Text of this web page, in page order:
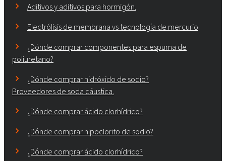
Aditivos y aditivos para hormigón.
Electrólisis de membrana vs tecnología de mercurio
¿Dónde comprar componentes para espuma de
poliuretano?
¿Dónde comprar hidróxido de sodio?
Proveedores de soda cáustica.
¿Dónde comprar ácido clorhídrico?
¿Dónde comprar hipoclorito de sodio?
¿Dónde comprar ácido clorhídrico?